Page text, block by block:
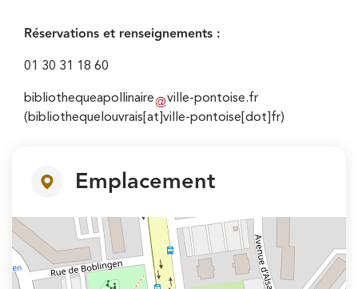
Réservations et renseignements :
01 30 31 18 60
bibliothequeapollinaire ville-pontoise.fr
(bibliothequelouvrais[at]ville-pontoise[dot]fr)
Emplacement
+